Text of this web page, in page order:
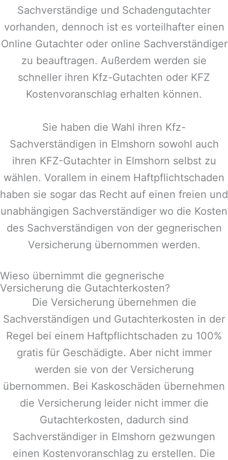
Sachverständige und Schadengutachter
vorhanden, dennoch ist es vorteilhafter einen
Online Gutachter oder online Sachverständiger
zu beauftragen. Außerdem werden sie
schneller ihren Kfz-Gutachten oder KFZ
Kostenvoranschlag erhalten können.
Sie haben die Wahl ihren Kfz-
Sachverständigen in Elmshorn sowohl auch
ihren KFZ-Gutachter in Elmshorn selbst zu
wählen. Vorallem in einem Haftpflichtschaden
haben sie sogar das Recht auf einen freien und
unabhängigen Sachverständiger wo die Kosten
des Sachverständigen von der gegnerischen
Versicherung übernommen werden.
Wieso übernimmt die gegnerische
Versicherung die Gutachterkosten?
Die Versicherung übernehmen die
Sachverständigen und Gutachterkosten in der
Regel bei einem Haftpflichtschaden zu 100%
gratis für Geschädigte. Aber nicht immer
werden sie von der Versicherung
übernommen. Bei Kaskoschäden übernehmen
die Versicherung leider nicht immer die
Gutachterkosten, dadurch sind
Sachverständiger in Elmshorn gezwungen
einen Kostenvoranschlag zu erstellen. Die